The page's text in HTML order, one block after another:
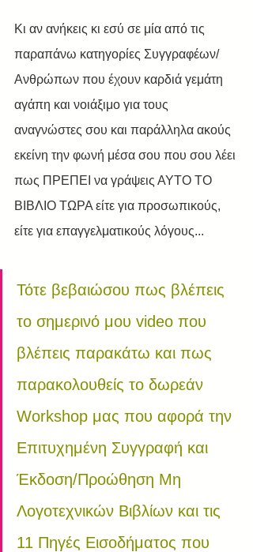
Κι αν ανήκεις κι εσύ σε μία από τις
παραπάνω κατηγορίες Συγγραφέων/
Ανθρώπων που έχουν καρδιά γεμάτη
αγάπη και νοιάξιμο για τους
αναγνώστες σου και παράλληλα ακούς
εκείνη την φωνή μέσα σου που σου λέει
πως ΠΡΕΠΕΙ να γράψεις ΑΥΤΟ ΤΟ
ΒΙΒΛΙΟ ΤΩΡΑ είτε για προσωπικούς,
είτε για επαγγελματικούς λόγους...
Τότε βεβαιώσου πως βλέπεις
το σημερινό μου video που
βλέπεις παρακάτω και πως
παρακολουθείς το δωρεάν
Workshop μας που αφορά την
Επιτυχημένη Συγγραφή και
Έκδοση/Προώθηση Μη
Λογοτεχνικών Βιβλίων και τις
11 Πηγές Εισοδήματος που